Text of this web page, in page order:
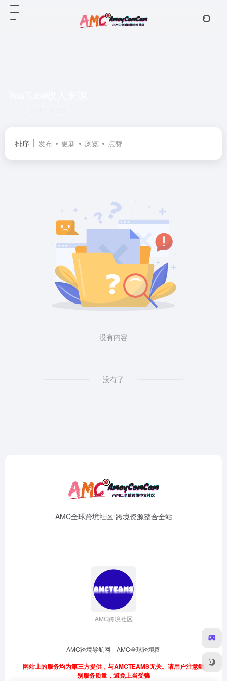
排序 发布 更新 浏览 点赞
没有内容
没有了
AMC全球跨境社区 跨境资源整合全站
AMC跨境社区
AMC跨境导航网 AMC全球跨境圈
网站上的服务均为第三方提供，与AMCTEAMS无关。请用户注意甄
别服务质量，避免上当受骗